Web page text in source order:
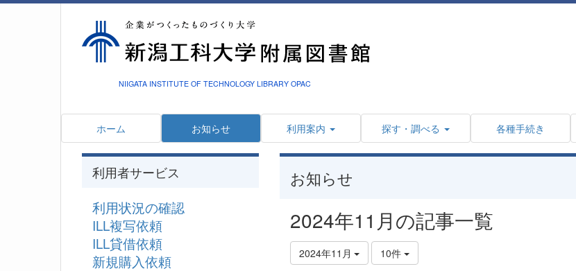
NIIGATA INSTITUTE OF TECHNOLOGY LIBRARY OPAC
ホーム お知らせ 利用案内 探す・調べる 各種手続き
お知らせ
2024年11月の記事一覧
2024年11月 10件
利用者サービス
利用状況の確認
ILL複写依頼
ILL貸借依頼
新規購入依頼